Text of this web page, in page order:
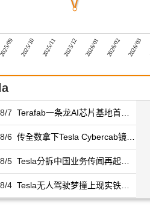
2025/09 2025/10 2025/11 2025/12 2026/01 2026/02 2026/03
7 Terafab一条龙AI芯片基地首投
资168亿美元 自建天然气发电
厂、储能系统
6 传全数拿下Tesla Cybercab镜头
模块大单 三星电机、乐金
Innotek抢占实体AI先机
5 Tesla分拆中国业务传闻再起
SpaceX整合恐冲击股东利益？
4 Tesla无人驾驶梦撞上现实铁
壁 Elon Musk也低头？